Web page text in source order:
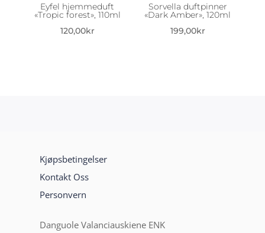
Eyfel hjemmeduft
«Tropic forest», 110ml
120,00kr
Sorvella duftpinner
«Dark Amber», 120ml
199,00kr
Kjøpsbetingelser
Kontakt Oss
Personvern
Danguole Valanciauskiene ENK